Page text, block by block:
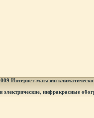
Интернет-магазин
инфракрасные